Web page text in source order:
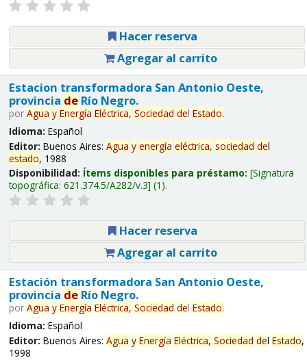
Hacer reserva
Agregar al carrito
Estacion transformadora San Antonio Oeste,
provincia deRío Negro.
por Agua y Energía Eléctrica, Sociedad del Estado.
Idioma: Español
Editor: Buenos Aires: Agua y energía eléctrica, sociedad del
estado, 1988
Disponibilidad: Ítems disponibles para préstamo: Signatura
topográfica: 621.374.5/A282/v.3 (1).
Hacer reserva
Agregar al carrito
Estación transformadora San Antonio Oeste,
provincia deRío Negro.
por Agua y Energía Eléctrica, Sociedad del Estado.
Idioma: Español
Editor: Buenos Aires: Agua y Energía Eléctrica, Sociedad del Estado,
1998